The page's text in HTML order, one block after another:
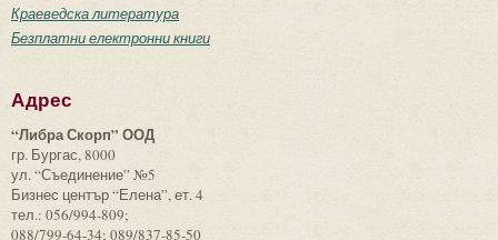
Краеведска литература
Безплатни електронни книги
Адрес
“Либра Скорп” ООД
гр. Бургас, 8000
ул. “Съединение” №5
Бизнес център “Елена”, ет. 4
тел.: 056/994-809;
088/799-64-34; 089/837-85-50